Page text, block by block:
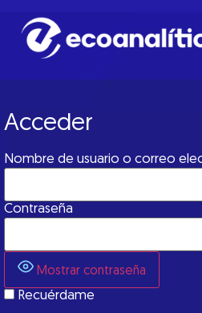
Acceder
Nombre de usuario o correo
Contraseña
Mostrar contraseña
Recuérdame